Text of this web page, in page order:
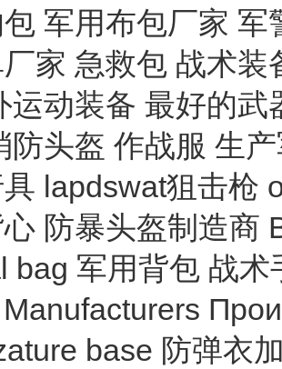
军用布包厂家 军
家 急救包 战术装
运动装备 最好的武
防头盔 作战服 生
lapdswat狙击枪
防暴头盔制造商
bag 军用背包 战术
base 防弹衣